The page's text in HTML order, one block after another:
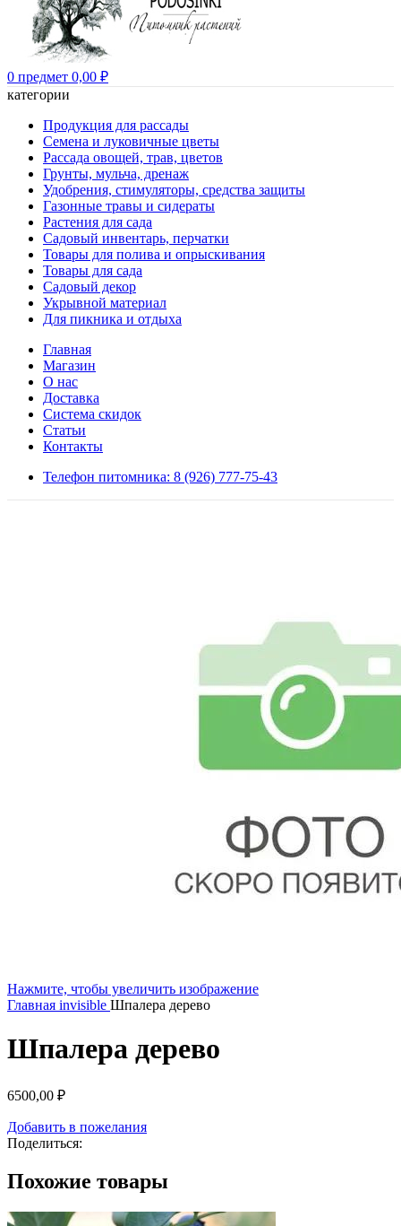
0 предмет 0,00 ₽
категории
Продукция для рассады
Семена и луковичные цветы
Рассада овощей, трав, цветов
Грунты, мульча, дренаж
Удобрения, стимуляторы, средства защиты
Газонные травы и сидераты
Растения для сада
Садовый инвентарь, перчатки
Товары для полива и опрыскивания
Товары для сада
Садовый декор
Укрывной материал
Для пикника и отдыха
Главная
Магазин
О нас
Доставка
Система скидок
Статьи
Контакты
Телефон питомника: 8 (926) 777-75-43
Нажмите, чтобы увеличить изображение
Главная invisible Шпалера дерево
Шпалера дерево
6500,00 ₽
Добавить в пожелания
Поделиться:
Похожие товары